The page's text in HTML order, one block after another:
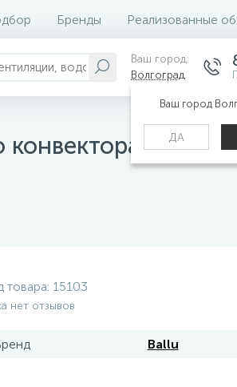
Бренды Реализованные
Ваш город:
Волгоград
Ваш город
ДА
конвектора Ballu
товара: 15103
нет отзывов
Ballu